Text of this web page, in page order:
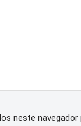
neste navegador